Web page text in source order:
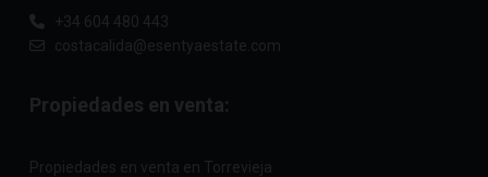
+34 604 480 443
costacalida@esentyaestate.com
Propiedades en venta:
Propiedades en venta en Torrevieja